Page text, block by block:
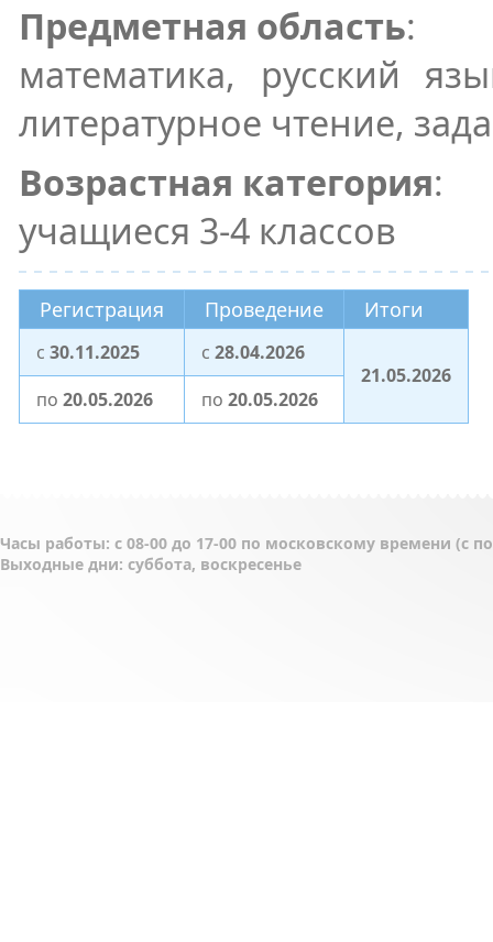
Предметная область:
математика, русский
литературное чтение,
Возрастная категория:
учащиеся 3-4 классов
Регистрация Проведение Итоги
c 30.11.2025 c 28.04.2026
21.05.2026
по 20.05.2026 по 20.05.2026
Часы работы: с 08-00 до 17-00 по московскому времени (с
Выходные дни: суббота, воскресенье